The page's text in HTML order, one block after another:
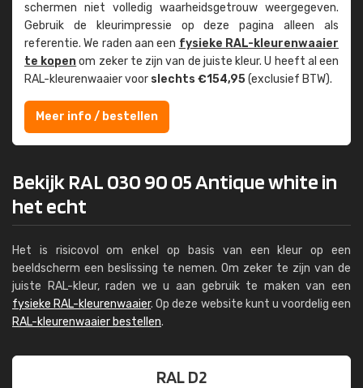
schermen niet volledig waarheids­­getrouw weer­gegeven.
Gebruik de kleur­impressie op deze pagina alleen als
referentie. We raden aan een fysieke RAL-kleuren­waaier
te kopenom zeker te zijn van de juiste kleur. U heeft al een
RAL-kleuren­waaier voor slechts €154,95(exclusief BTW).
Meer info / bestellen
Bekijk RAL 030 90 05 Antique white in
het echt
Het is risicovol om enkel op basis van een kleur op een
beeldscherm een beslissing te nemen. Om zeker te zijn van de
juiste RAL-kleur, raden we u aan gebruik te maken van een
fysieke RAL-kleurenwaaier. Op deze website kunt u voordelig een
RAL-kleurenwaaier bestellen.
RAL D2